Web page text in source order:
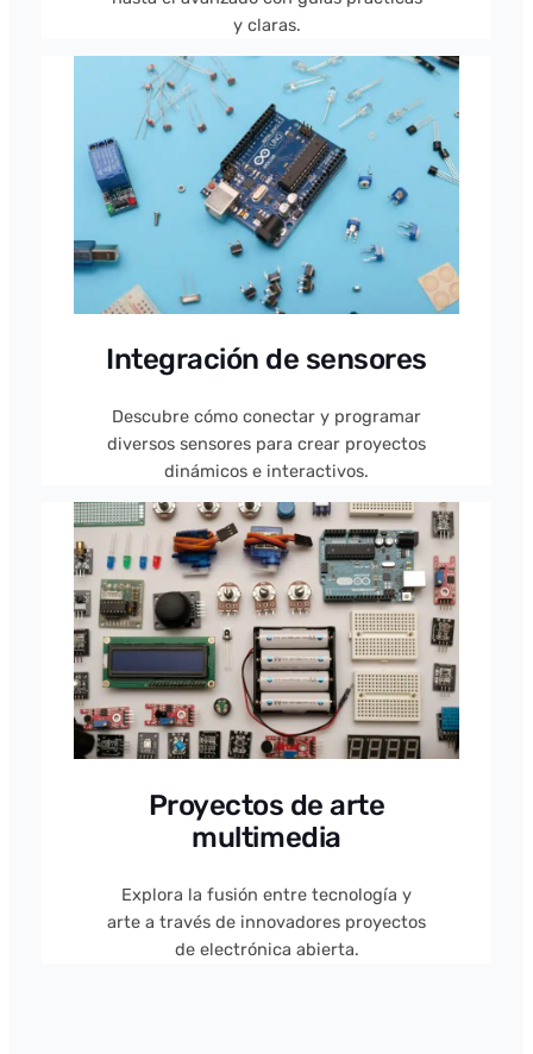
y claras.
Integración de sensores
Descubre cómo conectar y programar
diversos sensores para crear proyectos
dinámicos e interactivos.
Proyectos de arte
multimedia
Explora la fusión entre tecnología y
arte a través de innovadores proyectos
de electrónica abierta.